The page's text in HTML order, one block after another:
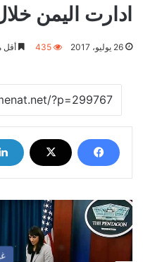
ادارت اليمن خلال 40
26 يوليو، 2017 435 أقل